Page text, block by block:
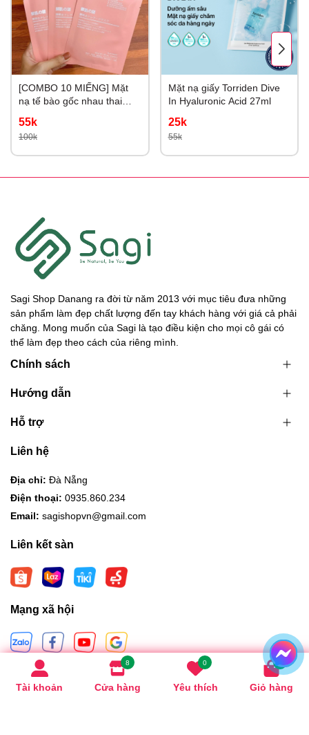
Tài khoản
8
Cửa hàng
0
Yêu thích
0
Giỏ hàng
[COMBO 10 MIẾNG] Mặt
nạ tế bào gốc nhau thai
55k
100k
Mặt nạ giấy Torriden Dive
In Hyaluronic Acid 27ml
25k
55k
Sagi Shop Danang ra đời từ năm 2013 với mục tiêu đưa những
sản phẩm làm đẹp chất lượng đến tay khách hàng với giá cả phải
chăng. Mong muốn của Sagi là tạo điều kiện cho mọi cô gái có
thể làm đẹp theo cách của riêng mình.
Chính sách
Hướng dẫn
Hỗ trợ
Liên hệ
Địa chỉ: Đà Nẵng
Điện thoại: 0935.860.234
Email: sagishopvn@gmail.com
Liên kết sàn
Mạng xã hội
Hình thức thanh toán